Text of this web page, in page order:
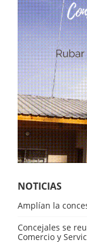
NOTICIAS
Amplían la
Concejales se
Comercio y